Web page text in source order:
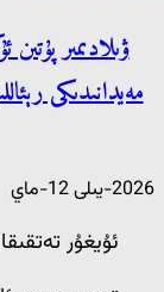
ۋىلادىمىر
مەيدانىدىكى
2026-يىلى 12-ماي
ئۇيغۇر